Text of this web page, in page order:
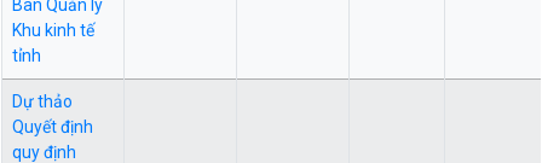
Ban Quản lý
Khu kinh tế
tỉnh
Dự thảo
Quyết định
quy định